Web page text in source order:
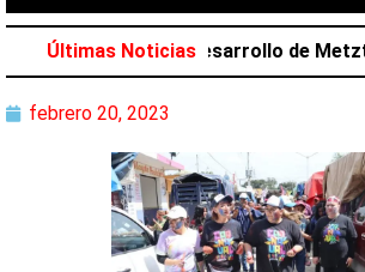
Últimas Noticias
favorece desarrollo de
febrero 20, 2023